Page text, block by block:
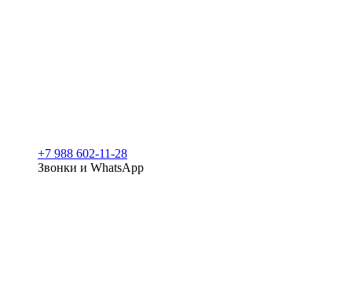
+7 988 602-11-28
Звонки и WhatsApp